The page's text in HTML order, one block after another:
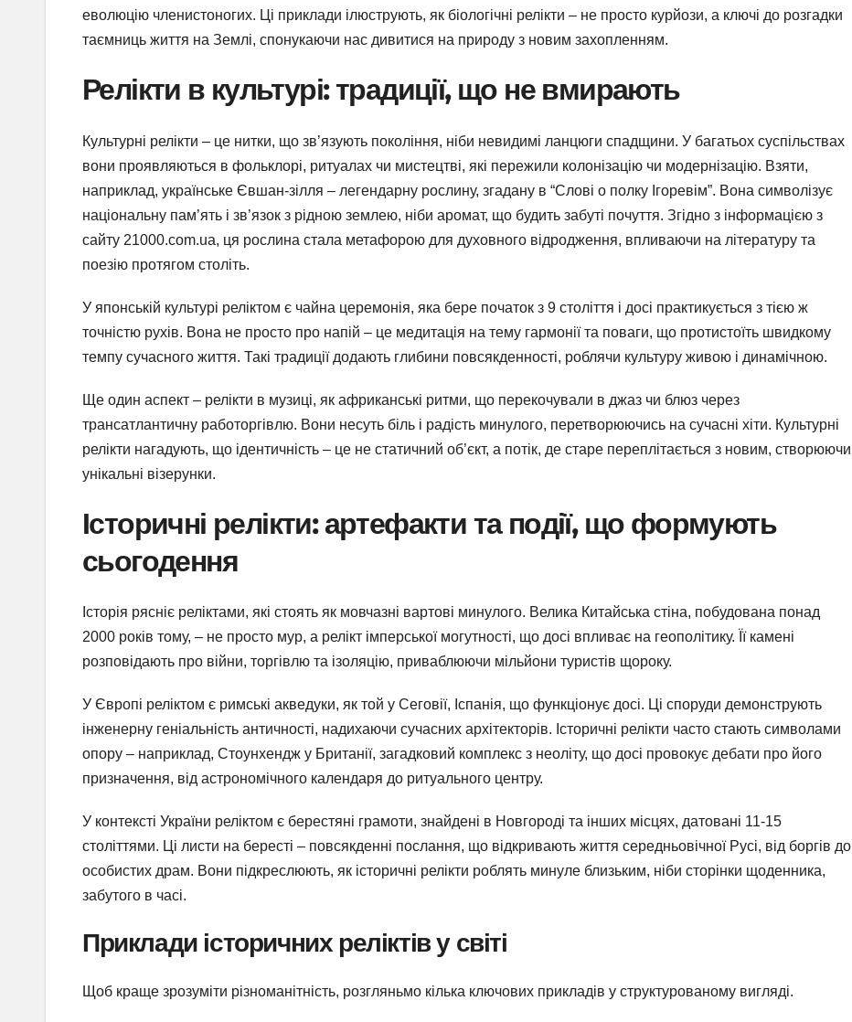
еволюцію членистоногих. Ці приклади ілюструють, як біологічні релікти – не просто курйози, а ключі до розгадки
таємниць життя на Землі, спонукаючи нас дивитися на природу з новим захопленням.
Релікти в культурі: традиції, що не вмирають
Культурні релікти – це нитки, що зв’язують покоління, ніби невидимі ланцюги спадщини. У багатьох суспільствах
вони проявляються в фольклорі, ритуалах чи мистецтві, які пережили колонізацію чи модернізацію. Взяти,
наприклад, українське Євшан-зілля – легендарну рослину, згадану в “Слові о полку Ігоревім”. Вона символізує
національну пам’ять і зв’язок з рідною землею, ніби аромат, що будить забуті почуття. Згідно з інформацією з
сайту 21000.com.ua, ця рослина стала метафорою для духовного відродження, впливаючи на літературу та
поезію протягом століть.
У японській культурі реліктом є чайна церемонія, яка бере початок з 9 століття і досі практикується з тією ж
точністю рухів. Вона не просто про напій – це медитація на тему гармонії та поваги, що протистоїть швидкому
темпу сучасного життя. Такі традиції додають глибини повсякденності, роблячи культуру живою і динамічною.
Ще один аспект – релікти в музиці, як африканські ритми, що перекочували в джаз чи блюз через
трансатлантичну работоргівлю. Вони несуть біль і радість минулого, перетворюючись на сучасні хіти. Культурні
релікти нагадують, що ідентичність – це не статичний об’єкт, а потік, де старе переплітається з новим, створюючи
унікальні візерунки.
Історичні релікти: артефакти та події, що формують
сьогодення
Історія рясніє реліктами, які стоять як мовчазні вартові минулого. Велика Китайська стіна, побудована понад
2000 років тому, – не просто мур, а релікт імперської могутності, що досі впливає на геополітику. Її камені
розповідають про війни, торгівлю та ізоляцію, приваблюючи мільйони туристів щороку.
У Європі реліктом є римські акведуки, як той у Сеговії, Іспанія, що функціонує досі. Ці споруди демонструють
інженерну геніальність античності, надихаючи сучасних архітекторів. Історичні релікти часто стають символами
опору – наприклад, Стоунхендж у Британії, загадковий комплекс з неоліту, що досі провокує дебати про його
призначення, від астрономічного календаря до ритуального центру.
У контексті України реліктом є берестяні грамоти, знайдені в Новгороді та інших місцях, датовані 11-15
століттями. Ці листи на бересті – повсякденні послання, що відкривають життя середньовічної Русі, від боргів до
особистих драм. Вони підкреслюють, як історичні релікти роблять минуле близьким, ніби сторінки щоденника,
забутого в часі.
Приклади історичних реліктів у світі
Щоб краще зрозуміти різноманітність, розгляньмо кілька ключових прикладів у структурованому вигляді.